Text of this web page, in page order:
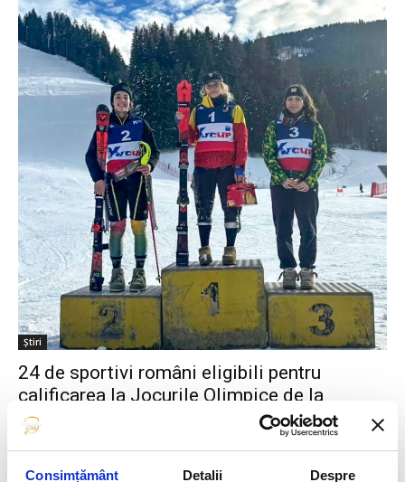
Consimțământ Detalii Despre
Știri
24 de sportivi români eligibili pentru
calificarea la Jocurile Olimpice de la
Milano-Cortina 2026